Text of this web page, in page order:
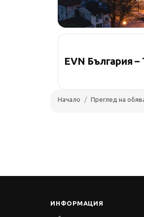
EVN България
Начало Преглед на
ИНФОРМАЦИЯ